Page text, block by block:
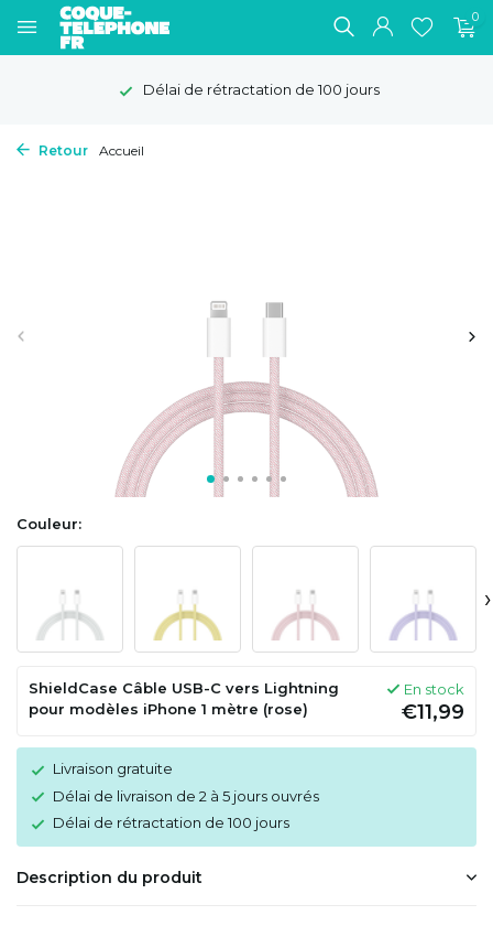
0
Délai de rétractation de 100 jours
Retour Accueil
Couleur:
›
ShieldCase Câble USB-C vers Lightning
pour modèles iPhone 1 mètre (rose)
En stock
€11,99
Livraison gratuite
Délai de livraison de 2 à 5 jours ouvrés
Délai de rétractation de 100 jours
Description du produit